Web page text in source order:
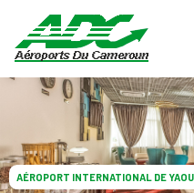
AÉROPORT INTERNATIONAL DE